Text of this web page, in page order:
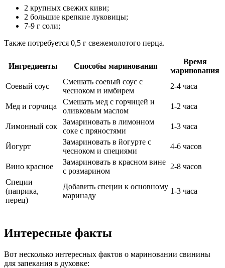
2 крупных свежих киви;
2 большие крепкие луковицы;
7-9 г соли;
Также потребуется 0,5 г свежемолотого перца.
Ингредиенты Способы маринования
Время
маринования
Соевый соус
Смешать соевый соус с
чесноком и имбирем
2-4 часа
Мед и горчица
Смешать мед с горчицей и
оливковым маслом
1-2 часа
Лимонный сок
Замариновать в лимонном
соке с пряностями
1-3 часа
Йогурт
Замариновать в йогурте с
чесноком и специями
4-6 часов
Вино красное
Замариновать в красном вине
с розмарином
2-8 часов
Специи
(паприка,
перец)
Добавить специи к основному
маринаду
1-3 часа
Интересные факты
Вот несколько интересных фактов о мариновании свинины
для запекания в духовке: